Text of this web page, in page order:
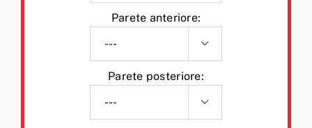
Parete anteriore:

Parete posteriore:
